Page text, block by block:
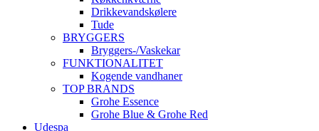
Drikkevandskølere
Tude
BRYGGERS
Bryggers-/Vaskekar
FUNKTIONALITET
Kogende vandhaner
TOP BRANDS
Grohe Essence
Grohe Blue & Grohe Red
Udespa